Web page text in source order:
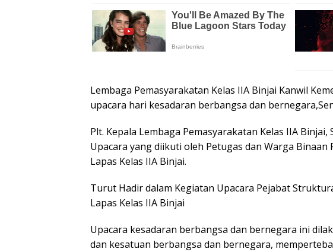
Lembaga Pemasyarakatan Kelas IIA Binjai Kanwil
upacara hari kesadaran berbangsa dan
Plt. Kepala Lembaga Pemasyarakatan Kelas IIA
Upacara yang diikuti oleh Petugas dan Warga Binaan
Lapas Kelas IIA Binjai.
Turut Hadir dalam Kegiatan Upacara Pejabat
Lapas Kelas IIA Binjai
Upacara kesadaran berbangsa dan bernegara ini
dan kesatuan berbangsa dan bernegara,